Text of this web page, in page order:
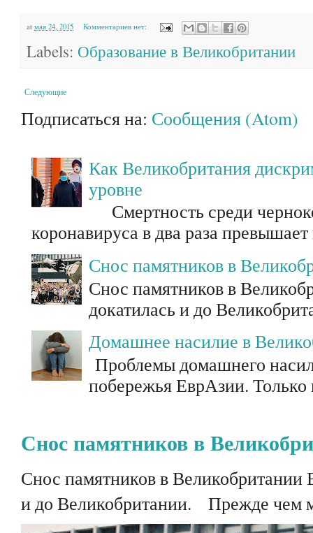
at мая 24, 2015 Комментариев нет:
Labels: Образование в Великобритании
Следующие
Подписаться на: Сообщения (Atom)
Как Великобритания
уровне
Смертность среди
коронавируса в два раза
Снос памятников в
Снос памятников в
докатилась и до
Домашнее насилие в
Проблемы домашнего
побережья ЕврАзии. Только
Снос памятников в
Снос памятников в
и до Великобритании. Прежде чем